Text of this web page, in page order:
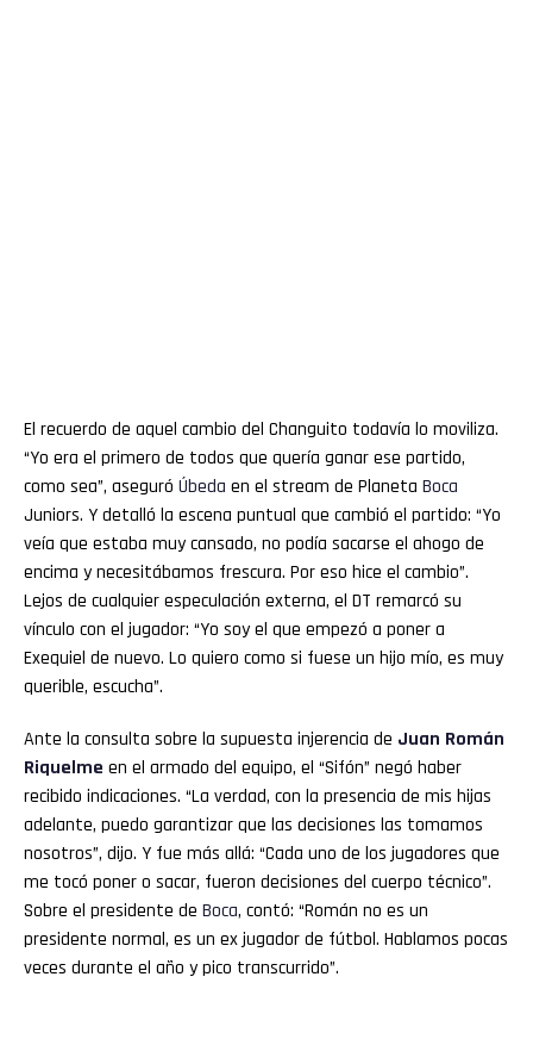
El recuerdo de aquel cambio del Changuito todavía lo moviliza.
“Yo era el primero de todos que quería ganar ese partido,
como sea”, aseguró Úbeda en el stream de Planeta Boca
Juniors. Y detalló la escena puntual que cambió el partido: “Yo
veía que estaba muy cansado, no podía sacarse el ahogo de
encima y necesitábamos frescura. Por eso hice el cambio”.
Lejos de cualquier especulación externa, el DT remarcó su
vínculo con el jugador: “Yo soy el que empezó a poner a
Exequiel de nuevo. Lo quiero como si fuese un hijo mío, es muy
querible, escucha”.
Ante la consulta sobre la supuesta injerencia de Juan Román
Riquelme en el armado del equipo, el “Sifón” negó haber
recibido indicaciones. “La verdad, con la presencia de mis hijas
adelante, puedo garantizar que las decisiones las tomamos
nosotros”, dijo. Y fue más allá: “Cada uno de los jugadores que
me tocó poner o sacar, fueron decisiones del cuerpo técnico”.
Sobre el presidente de Boca, contó: “Román no es un
presidente normal, es un ex jugador de fútbol. Hablamos pocas
veces durante el año y pico transcurrido”.